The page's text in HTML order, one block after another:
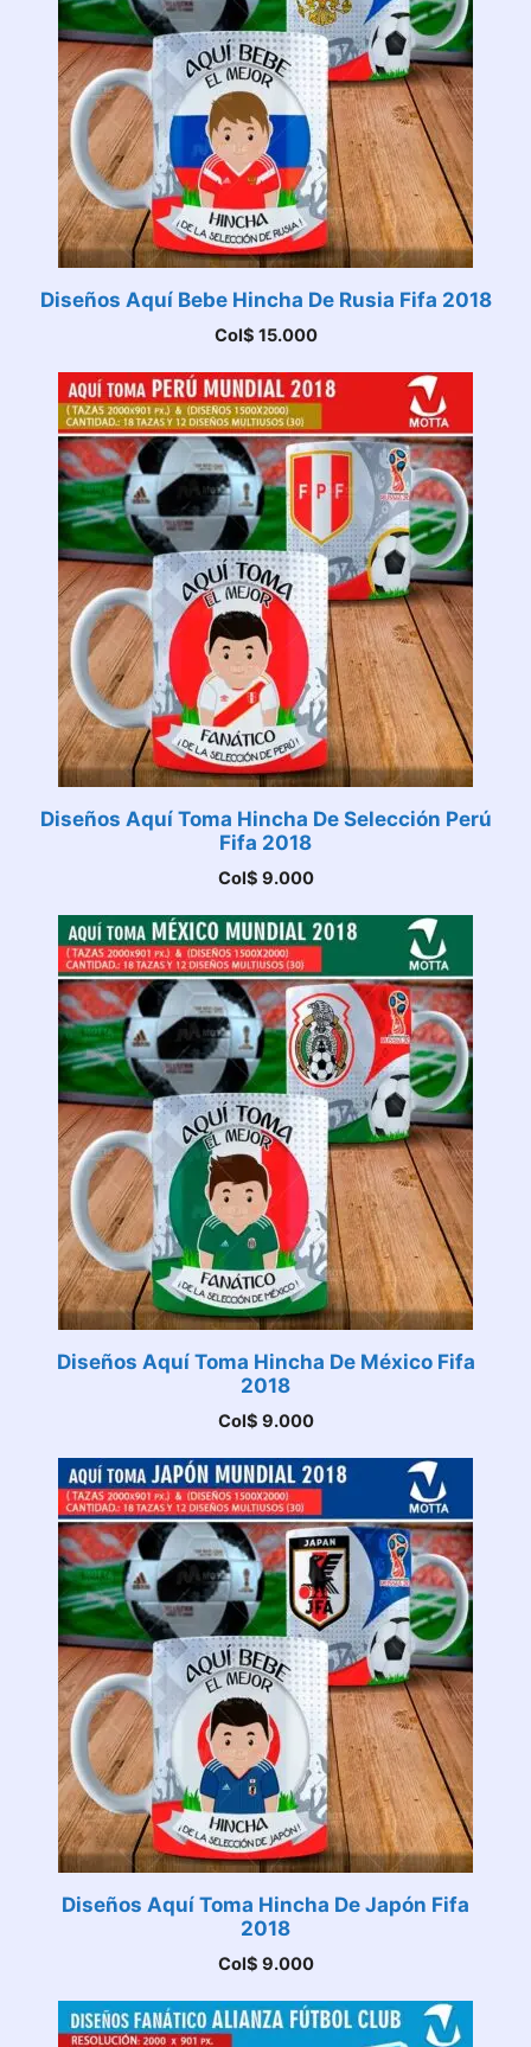
Diseños Aquí Bebe Hincha De Rusia Fifa 2018
Col$ 15.000
Diseños Aquí Toma Hincha De Selección Perú
Fifa 2018
Col$ 9.000
Diseños Aquí Toma Hincha De México Fifa
2018
Col$ 9.000
Diseños Aquí Toma Hincha De Japón Fifa
2018
Col$ 9.000